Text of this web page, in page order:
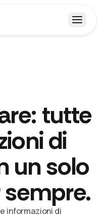
Apri
tutte
di
un solo
informazioni di